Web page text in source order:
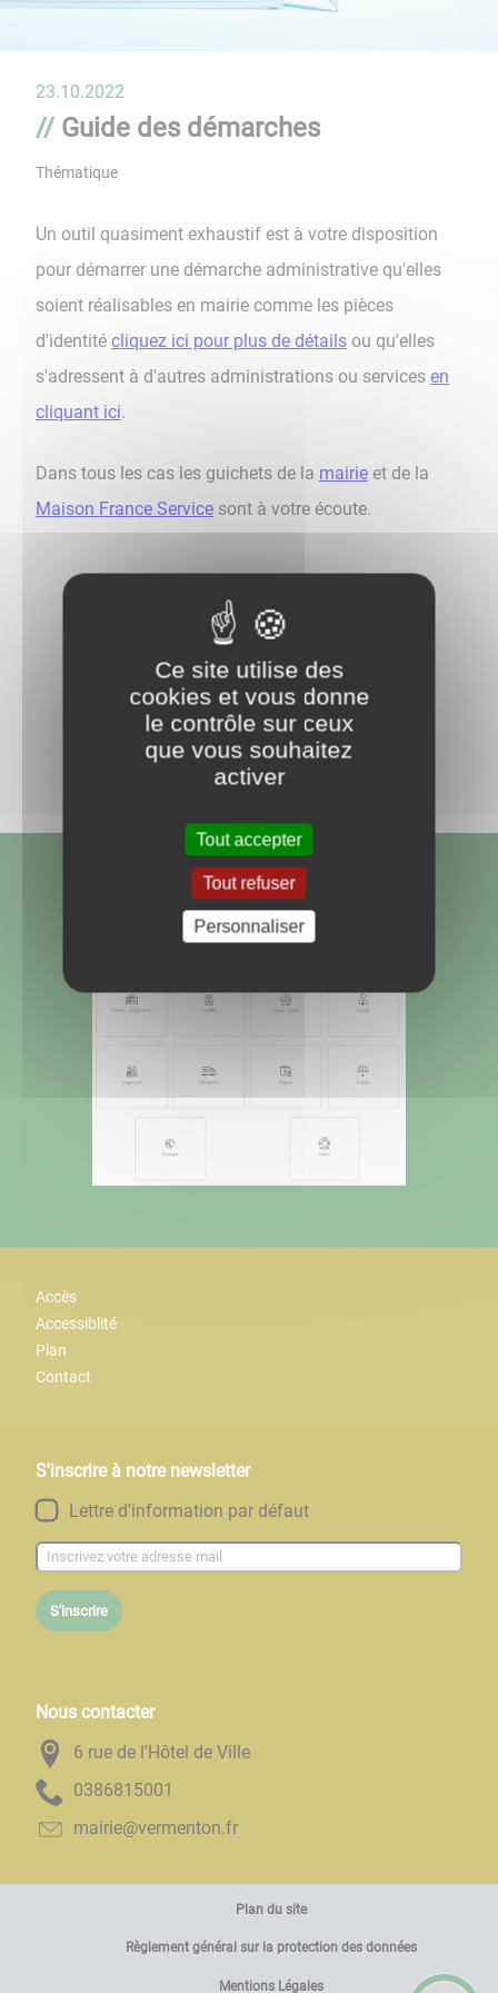
23.10.2022
Guide des démarches
Thématique
Un outil quasiment exhaustif est à votre disposition
pour démarrer une démarche administrative qu'elles
soient réalisables en mairie comme les pièces
d'identité cliquez ici pour plus de détails ou qu'elles
s'adressent à d'autres administrations ou services en
cliquant ici.
Dans tous les cas les guichets de la mairie et de la
Maison France Service sont à votre écoute.
Retour aux actualités
Partagez
Accès
Accessiblité
Plan
Contact
S'inscrire à notre newsletter
Lettre d'information par défaut
S'inscrire
Nous contacter
6 rue de l'Hôtel de Ville
1005186830
rf.notnemrev@eiriam
Plan du site
Règlement général sur la protection des données
Mentions Légales
Ce site utilise des
cookies et vous donne
le contrôle sur ceux
que vous souhaitez
activer
Tout accepter
Tout refuser
Personnaliser